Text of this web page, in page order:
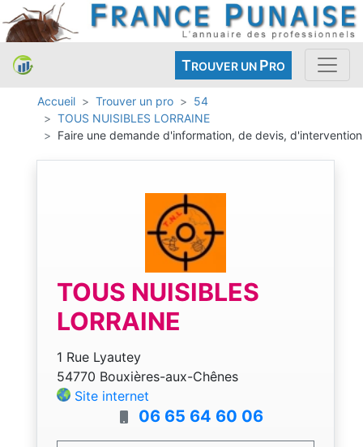
TROUVER UN PRO
Accueil Trouver un pro
54
TOUS NUISIBLES LORRAINE
Faire une demande d'information, de devis, d'intervention
TOUS NUISIBLES
LORRAINE
1 Rue Lyautey
54770 Bouxières-aux-Chênes
Site internet
06 65 64 60 06